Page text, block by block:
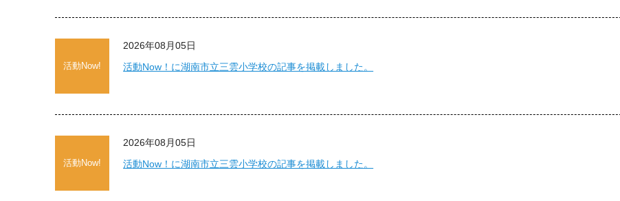
活動Now!
2026年08月05日
活動Now！に湖南市立三雲小学校の記事を掲載しました。
活動Now!
2026年08月05日
活動Now！に湖南市立三雲小学校の記事を掲載しました。